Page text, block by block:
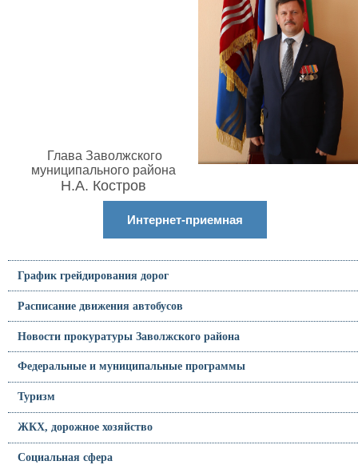
Глава Заволжского
муниципального района
Н.А. Костров
Интернет-приемная
График грейдирования дорог
Расписание движения автобусов
Новости прокуратуры Заволжского района
Федеральные и муниципальные программы
Туризм
ЖКХ, дорожное хозяйство
Социальная сфера